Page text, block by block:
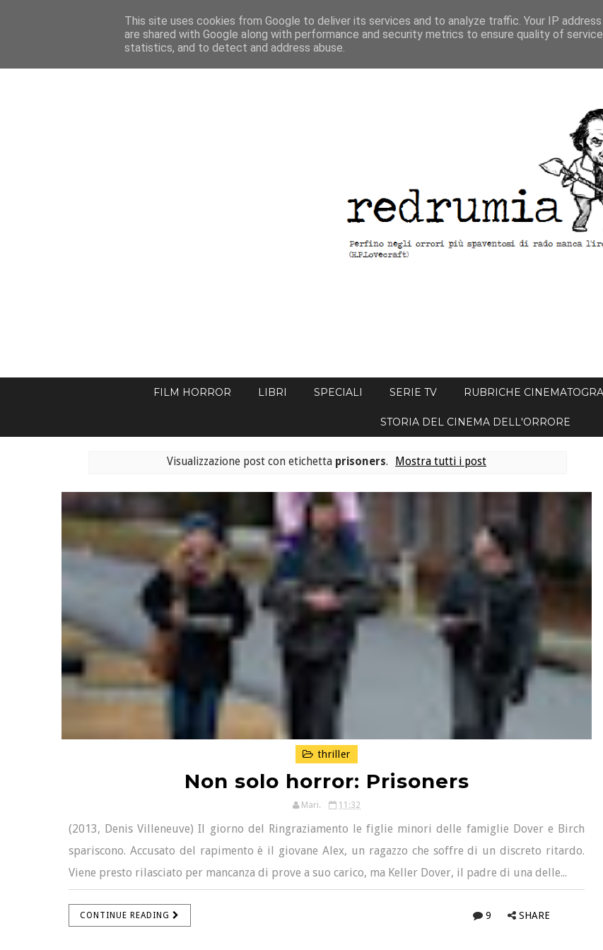
FILM HORROR LIBRI SPECIALI SERIE TV RUBRICHE
STORIA DEL CINEMA DELL'ORRORE
Visualizzazione post con etichetta prisoners. Mostra tutti i post
thriller
Non solo horror: Prisoners
Mari. 11:32
(2013, Denis Villeneuve) Il giorno del Ringraziamento le figlie minori delle famiglie Dover e Birch
spariscono. Accusato del rapimento è il giovane Alex, un ragazzo che soffre di un discreto ritardo.
Viene presto rilasciato per mancanza di prove a suo carico, ma Keller Dover, il padre di una delle...
CONTINUE READING 9 SHARE
This site uses cookies from Google to deliver its services and to analyze traffic. Your IP
are shared with Google along with performance and security metrics to ensure quality of
statistics, and to detect and address abuse.